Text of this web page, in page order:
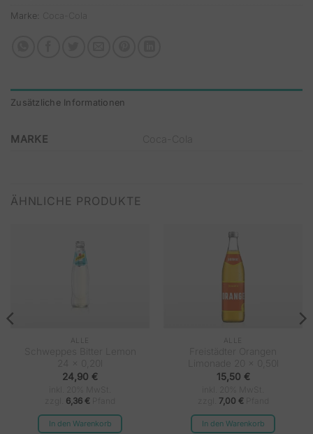
Marke:
Zusätzliche Informationen
MARKE
ÄHNLICHE PRODUKTE
ALLE
24,90 €
6,36 €
In den Warenkorb
ALLE
15,50 €
7,00 €Pfand
In den Warenkorb